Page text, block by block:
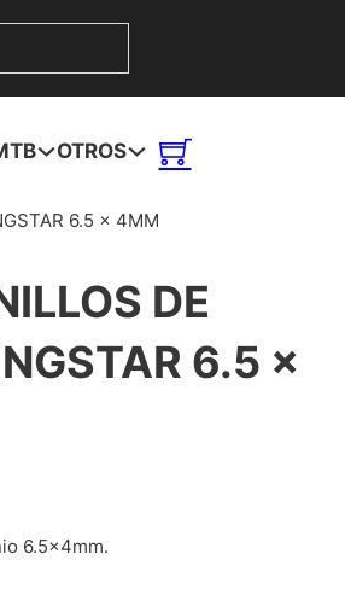
OTROS
6.5 x 4MM
DE
6.5 x
6.5x4mm.